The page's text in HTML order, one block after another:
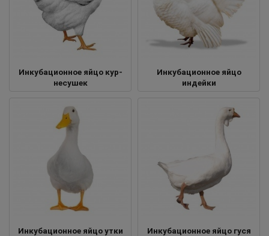
Инкубационное яйцо кур-
несушек
Инкубационное яйцо
индейки
Инкубационное яйцо утки Инкубационное яйцо гуся